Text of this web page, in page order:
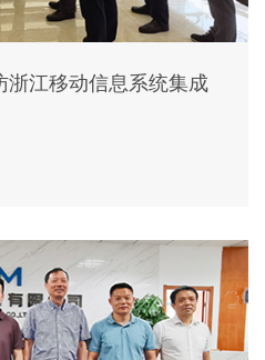
浙江移动信息系统集成